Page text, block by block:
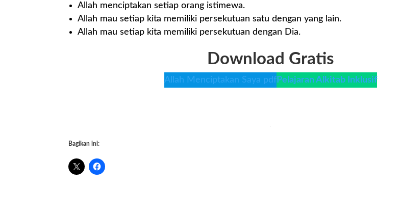
Allah menciptakan setiap orang istimewa.
Allah mau setiap kita memiliki persekutuan satu dengan yang lain.
Allah mau setiap kita memiliki persekutuan dengan Dia.
Download Gratis
Allah Menciptakan Saya pdfPelajaran Alkitab Inklusif
Bagikan ini: